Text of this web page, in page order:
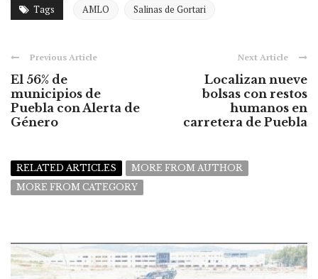
Tags AMLO Salinas de Gortari
Previous Article
El 56% de
municipios de
Puebla con Alerta de
Género
Next Article
Localizan nueve
bolsas con restos
humanos en
carretera de Puebla
RELATED ARTICLES
MORE FROM AUTHOR
MORE FROM CATEGORY